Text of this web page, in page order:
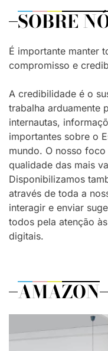
SOBRE
É importante manter
compromisso e
A credibilidade é o
trabalha arduamente
internautas,
importantes sobre o
mundo. O nosso
qualidade das mais
Disponibilizamos
através de toda a
interagir e enviar
todos pela atenção
digitais.
AMAZON